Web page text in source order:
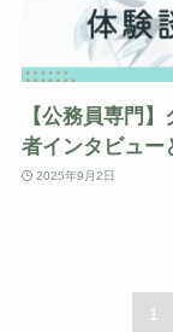
【公務員専門
者インタビュー
2025年9月2日
1